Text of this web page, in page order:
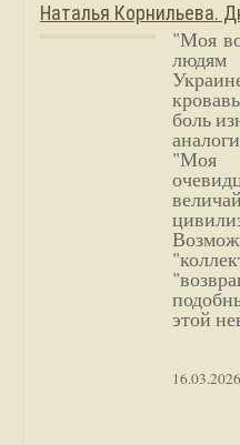
Наталья Корнильева.
"Моя
людям
боль
"Моя
этой
16.03.2026